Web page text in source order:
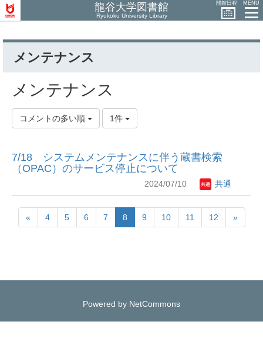
龍谷大学図書館
Ryukoku University Library
開館日程 MENU
メンテナンス
メンテナンス
コメントの多い順 1件
7/18 システムメンテナンスに伴う蔵書検索
（OPAC）のサービス停止について
2024/07/10 共通
« 4 5 6 7 8 9 10 11 12 »
Powered by NetCommons